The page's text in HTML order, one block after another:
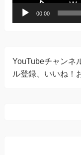
00:00
YouTubeチャンネ
ル登録、いいね！